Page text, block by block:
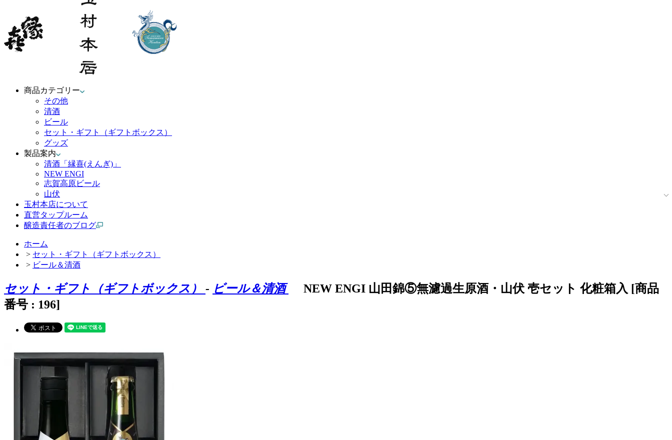
商品カテゴリー
その他
清酒
ビール
セット・ギフト（ギフトボックス）
グッズ
製品案内
清酒「縁喜(えんぎ)」
NEW ENGI
志賀高原ビール
山伏
玉村本店について
直営タップルーム
醸造責任者のブログ
ホーム
> セット・ギフト（ギフトボックス）
> ビール＆清酒
セット・ギフト（ギフトボックス） - ビール＆清酒
NEW ENGI 山田錦⑤無濾過生原酒・山伏 壱セット 化粧箱入 [商品
番号 : 196]